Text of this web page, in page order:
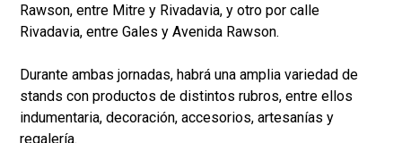
Rawson, entre Mitre y Rivadavia, y otro por calle
Rivadavia, entre Gales y Avenida Rawson.
Durante ambas jornadas, habrá una amplia variedad de
stands con productos de distintos rubros, entre ellos
indumentaria, decoración, accesorios, artesanías y
regalería.